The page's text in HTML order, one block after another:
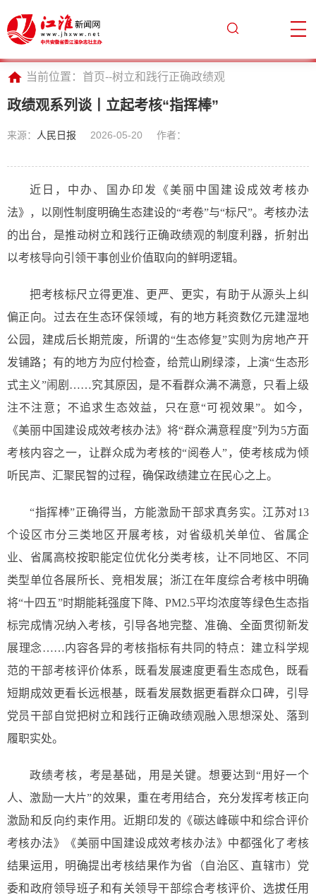
当前位置： 首页--树立和践行正确政绩观
政绩观系列谈丨立起考核“指挥棒”
来源： 人民日报 2026-05-20 作者：
近日，中办、国办印发《美丽中国建设成效考核办
法》，以刚性制度明确生态建设的“考卷”与“标尺”。考核办法
的出台，是推动树立和践行正确政绩观的制度利器，折射出
以考核导向引领干事创业价值取向的鲜明逻辑。
把考核标尺立得更准、更严、更实，有助于从源头上纠
偏正向。过去在生态环保领域，有的地方耗资数亿元建湿地
公园，建成后长期荒废，所谓的“生态修复”实则为房地产开
发铺路；有的地方为应付检查，给荒山刷绿漆，上演“生态形
式主义”闹剧……究其原因，是不看群众满不满意，只看上级
注不注意；不追求生态效益，只在意“可视效果”。如今，
《美丽中国建设成效考核办法》将“群众满意程度”列为5方面
考核内容之一，让群众成为考核的“阅卷人”，使考核成为倾
听民声、汇聚民智的过程，确保政绩建立在民心之上。
“指挥棒”正确得当，方能激励干部求真务实。江苏对13
个设区市分三类地区开展考核，对省级机关单位、省属企
业、省属高校按职能定位优化分类考核，让不同地区、不同
类型单位各展所长、竞相发展；浙江在年度综合考核中明确
将“十四五”时期能耗强度下降、PM2.5平均浓度等绿色生态指
标完成情况纳入考核，引导各地完整、准确、全面贯彻新发
展理念……内容各异的考核指标有共同的特点：建立科学规
范的干部考核评价体系，既看发展速度更看生态成色，既看
短期成效更看长远根基，既看发展数据更看群众口碑，引导
党员干部自觉把树立和践行正确政绩观融入思想深处、落到
履职实处。
政绩考核，考是基础，用是关键。想要达到“用好一个
人、激励一大片”的效果，重在考用结合，充分发挥考核正向
激励和反向约束作用。近期印发的《碳达峰碳中和综合评价
考核办法》《美丽中国建设成效考核办法》中都强化了考核
结果运用，明确提出考核结果作为省（自治区、直辖市）党
委和政府领导班子和有关领导干部综合考核评价、选拔任用